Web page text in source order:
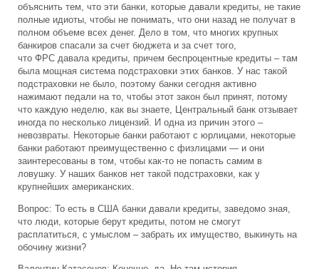
объяснить тем, что эти банки, которые давали кредиты, не такие
полные идиоты, чтобы не понимать, что они назад не получат в
полном объеме всех денег. Дело в том, что многих крупных
банкиров спасали за счет бюджета и за счет того,
что ФРС давала кредиты, причем беспроцентные кредиты – там
была мощная система подстраховки этих банков. У нас такой
подстраховки не было, поэтому банки сегодня активно
нажимают педали на то, чтобы этот закон был принят, потому
что каждую неделю, как вы знаете, Центральный банк отзывает
иногда по несколько лицензий. И одна из причин этого –
невозвраты. Некоторые банки работают с юрлицами, некоторые
банки работают преимущественно с физлицами — и они
заинтересованы в том, чтобы как-то не попасть самим в
ловушку. У наших банков нет такой подстраховки, как у
крупнейших американских.
Вопрос: То есть в США банки давали кредиты, заведомо зная,
что люди, которые берут кредиты, потом не смогут
расплатиться, с умыслом – забрать их имущество, выкинуть на
обочину жизни?